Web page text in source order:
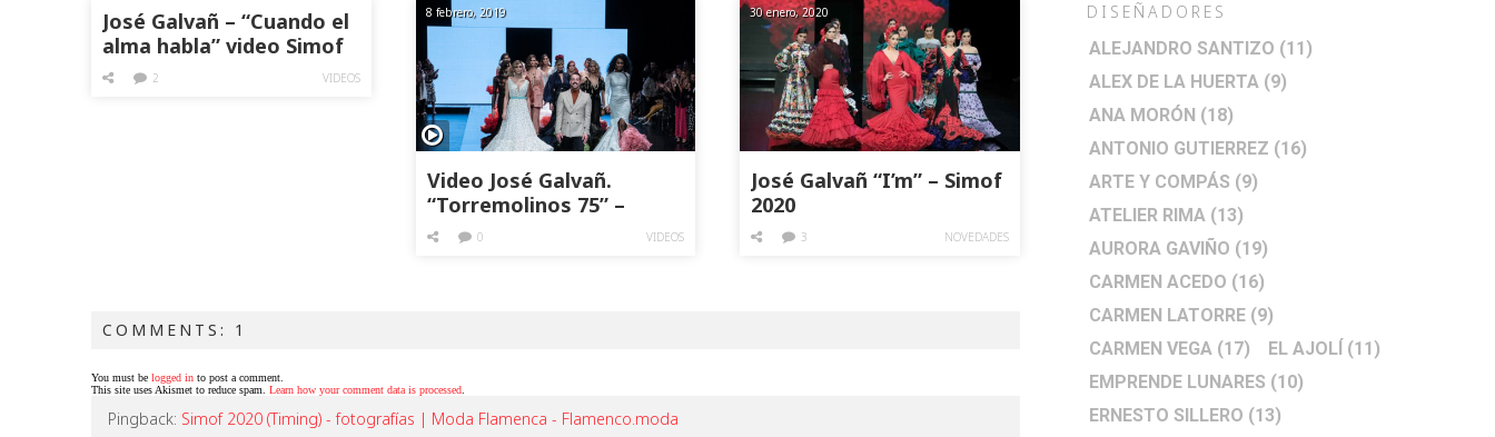
José Galvañ – “Cuando el
alma habla” video Simof
2018
VIDEOS
2
8 febrero, 2019
Video José Galvañ.
“Torremolinos 75” –
Simof 2019
VIDEOS
0
30 enero, 2020
José Galvañ “I’m” – Simof
2020
NOVEDADES
3
COMMENTS: 1
You must be logged in to post a comment.
This site uses Akismet to reduce spam. Learn how your comment data is processed.
Pingback: Simof 2020 (Timing) - fotografías | Moda Flamenca - Flamenco.moda
DISEÑADORES
ALEJANDRO SANTIZO (11)
ALEX DE LA HUERTA (9)
ANA MORÓN (18)
ANTONIO GUTIERREZ (16)
ARTE Y COMPÁS (9)
ATELIER RIMA (13)
AURORA GAVIÑO (19)
CARMEN ACEDO (16)
CARMEN LATORRE (9)
CARMEN VEGA (17) EL AJOLÍ (11)
EMPRENDE LUNARES (10)
ERNESTO SILLERO (13)